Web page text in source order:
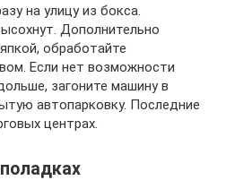
на улицу из бокса.
Дополнительно
обработайте
Если нет возможности
загоните машину в
автопарковку. Последние
центрах.